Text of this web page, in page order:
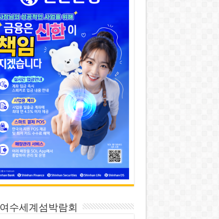
여수세계섬박람회